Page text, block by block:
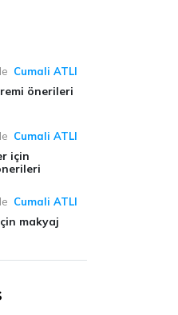
Cumali ATLI
önerileri
Cumali ATLI
için
Cumali ATLI
makyaj